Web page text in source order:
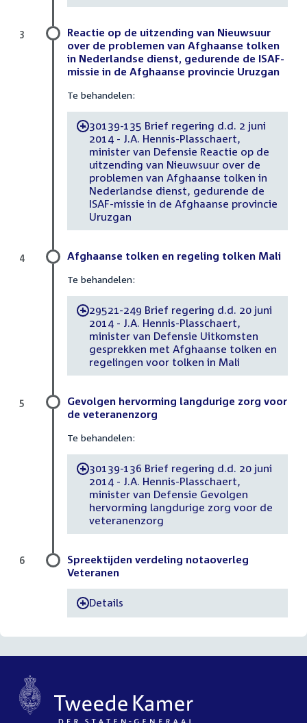
Reactie op de uitzending van Nieuwsuur
over de problemen van Afghaanse tolken
in Nederlandse dienst, gedurende de ISAF-
missie in de Afghaanse provincie Uruzgan
Te behandelen:
-30139-135 Brief regering d.d. 2 juni
2014 - J.A. Hennis-Plasschaert,
minister van Defensie Reactie op de
uitzending van Nieuwsuur over de
problemen van Afghaanse tolken in
Nederlandse dienst, gedurende de
ISAF-missie in de Afghaanse provincie
Uruzgan
3
Afghaanse tolken en regeling tolken Mali
Te behandelen:
-29521-249 Brief regering d.d. 20 juni
2014 - J.A. Hennis-Plasschaert,
minister van Defensie Uitkomsten
gesprekken met Afghaanse tolken en
regelingen voor tolken in Mali
4
Gevolgen hervorming langdurige zorg voor
de veteranenzorg
Te behandelen:
-30139-136 Brief regering d.d. 20 juni
2014 - J.A. Hennis-Plasschaert,
minister van Defensie Gevolgen
hervorming langdurige zorg voor de
veteranenzorg
5
Spreektijden verdeling notaoverleg
Veteranen
-Details
6